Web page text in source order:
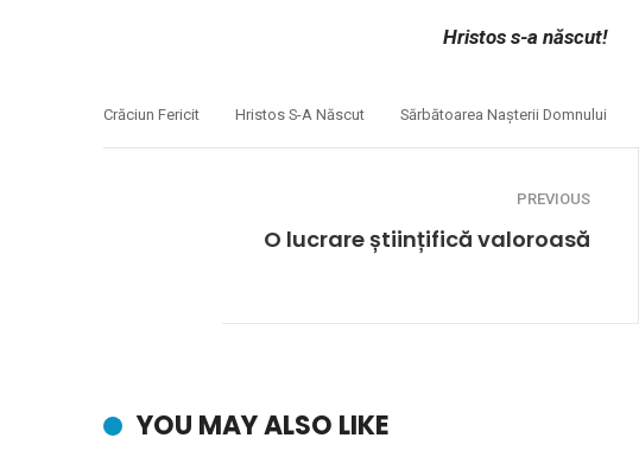
Hristos s-a născut!
Crăciun Fericit Hristos S-A Născut Sărbătoarea Nașterii Domnului
PREVIOUS
O lucrare științifică valoroasă
YOU MAY ALSO LIKE